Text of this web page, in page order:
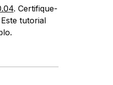
. Certifique-
tutorial